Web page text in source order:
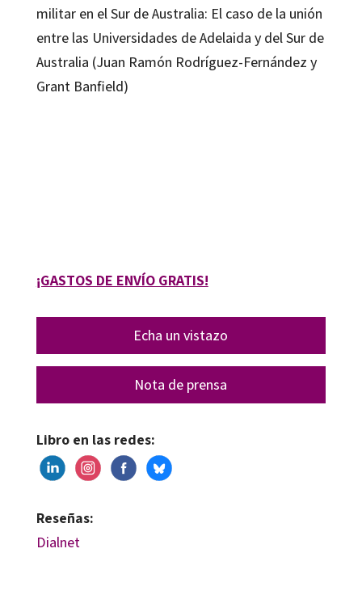
militar en el Sur de Australia: El caso de la unión
entre las Universidades de Adelaida y del Sur de
Australia (Juan Ramón Rodríguez-Fernández y
Grant Banfield)
¡GASTOS DE ENVÍO GRATIS!
Echa un vistazo
Nota de prensa
Libro en las redes:
Reseñas:
Dialnet